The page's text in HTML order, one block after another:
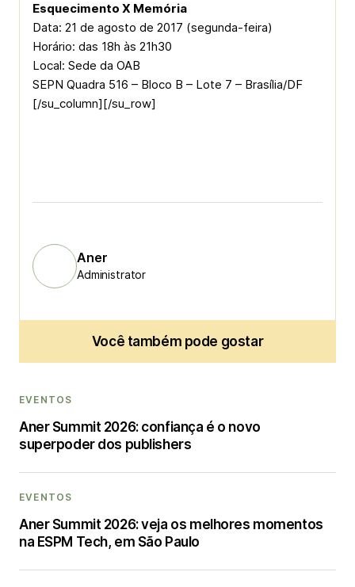
Esquecimento X Memória
Data: 21 de agosto de 2017 (segunda-feira)
Horário: das 18h às 21h30
Local: Sede da OAB
SEPN Quadra 516 – Bloco B – Lote 7 – Brasília/DF
[/su_column][/su_row]
Aner
Administrator
Você também pode gostar
EVENTOS
Aner Summit 2026: confiança é o novo
superpoder dos publishers
EVENTOS
Aner Summit 2026: veja os melhores momentos
na ESPM Tech, em São Paulo